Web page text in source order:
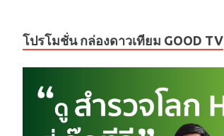
โปรโมชั่น กล่องดาวเทียม GOOD TV